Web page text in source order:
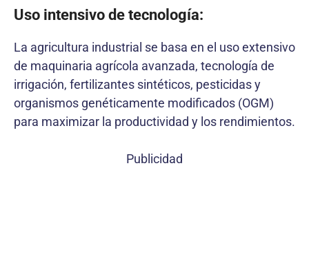
Uso intensivo de tecnología:
La agricultura industrial se basa en el uso extensivo
de maquinaria agrícola avanzada, tecnología de
irrigación, fertilizantes sintéticos, pesticidas y
organismos genéticamente modificados (OGM)
para maximizar la productividad y los rendimientos.
Publicidad